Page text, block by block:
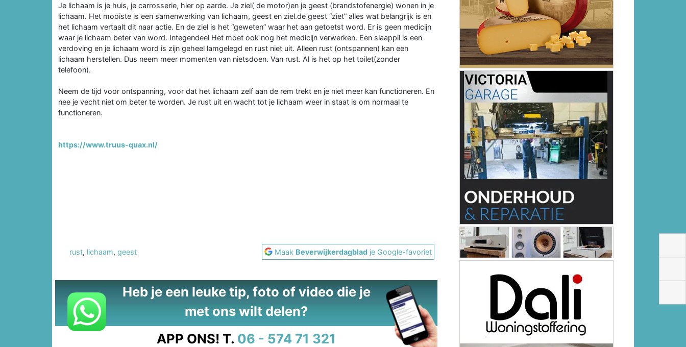
Je lichaam is je huis, je carrosserie, hier op aarde. Je ziel( de motor)en je geest (brandstofenergie) wonen in je
lichaam. Het mooiste is een samenwerking van lichaam, geest en ziel.de geest “ziet” alles wat belangrijk is en
het lichaam vertaalt dit naar actie. En de ziel is het “geweten” waar het aan getoetst word. Er is geen medicijn
waar je lichaam beter van word. Integendeel Het moet ook nog het medicijn verwerken. Een slaappil is een
verdoving en je lichaam word is zijn geheel lamgelegd en rust niet uit. Alleen rust (ontspannen) kan een
lichaam herstellen. Dus neem meer momenten van nietsdoen. Van rust. Al is het op het toilet(zonder
telefoon).
Neem de tijd voor ontspanning, voor dat het lichaam zelf aan de rem trekt en je niet meer kan functioneren. En
nee je vecht niet om beter te worden. Je rust uit en wacht tot je lichaam weer in staat is om normaal te
functioneren.
https://www.truus-quax.nl/
rust, lichaam, geest Maak Beverwijkerdagblad je Google-favoriet
Heb je een leuke tip, foto of video die je
met ons wilt delen?
APP ONS! T. 06 - 574 71 321